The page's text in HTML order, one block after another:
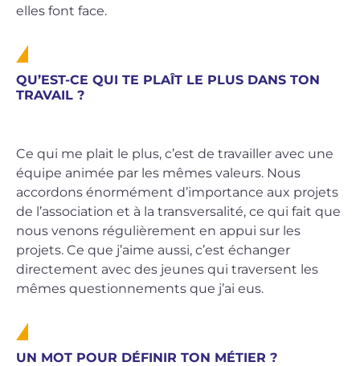
elles font face.
QU’EST-CE QUI TE PLAÎT LE PLUS DANS TON
TRAVAIL ?
Ce qui me plait le plus, c’est de travailler avec une
équipe animée par les mêmes valeurs. Nous
accordons énormément d’importance aux projets
de l’association et à la transversalité, ce qui fait que
nous venons régulièrement en appui sur les
projets. Ce que j’aime aussi, c’est échanger
directement avec des jeunes qui traversent les
mêmes questionnements que j’ai eus.
UN MOT POUR DÉFINIR TON MÉTIER ?